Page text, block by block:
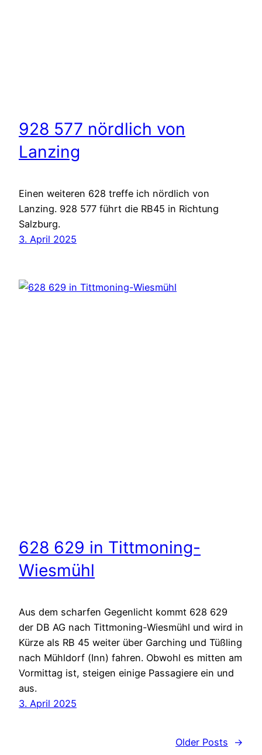
928 577 nördlich von
Lanzing
Einen weiteren 628 treffe ich nördlich von
Lanzing. 928 577 führt die RB45 in Richtung
Salzburg.
3. April 2025
628 629 in Tittmoning-
Wiesmühl
Aus dem scharfen Gegenlicht kommt 628 629
der DB AG nach Tittmoning-Wiesmühl und wird in
Kürze als RB 45 weiter über Garching und Tüßling
nach Mühldorf (Inn) fahren. Obwohl es mitten am
Vormittag ist, steigen einige Passagiere ein und
aus.
3. April 2025
Older Posts →